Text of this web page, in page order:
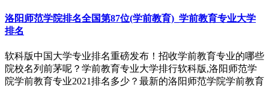
洛阳师范学院排名全国第87位(学前教育)_学前教育专业大学
排名
软科版中国大学专业排名重磅发布！招收学前教育专业的哪些
院校名列前茅呢？学前教育专业大学排行软科版,洛阳师范学
院学前教育专业2021排名多少？最新的洛阳师范学院学前教育